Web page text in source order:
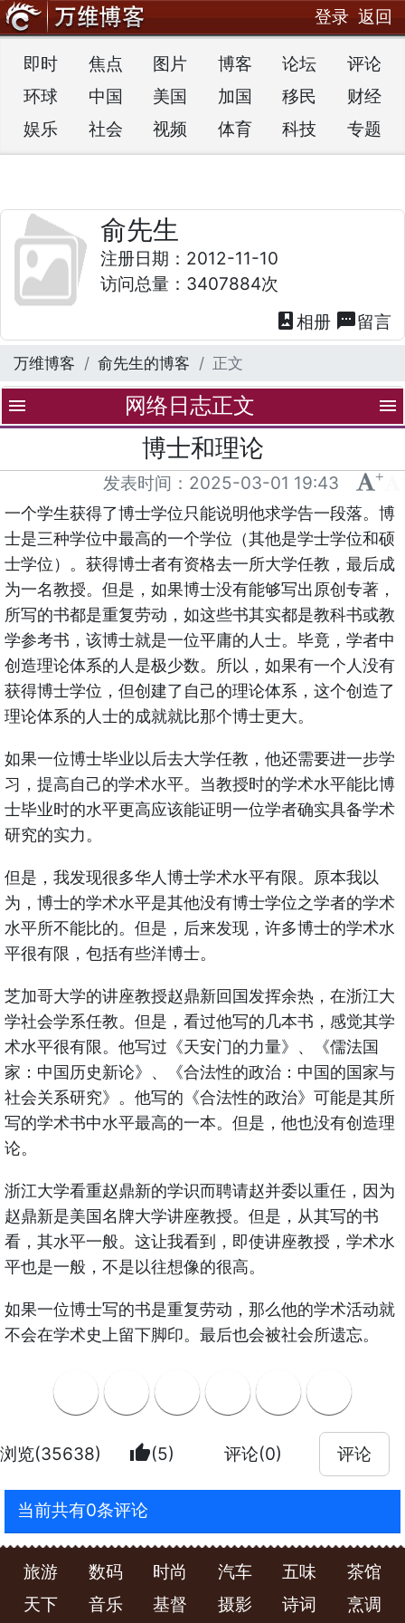
登录 返回
即时 焦点 图片 博客 论坛
评论
环球
中国 美国 加国 移民
财经
娱乐
社会 视频 体育 科技 专题
俞先生
注册日期：2012-11-10
访问总量：3407884次
photo_album 相册 textsms留言
万维博客 俞先生的博客 正文
menu 网络日志正文 menu
博士和理论
发表时间： 2025-03-01 19:43 +
一个学生获得了博士学位只能说明他求学告一段落。博
士是三种学位中最高的一个学位（其他是学士学位和硕
士学位）。获得博士者有资格去一所大学任教，最后成
为一名教授。但是，如果博士没有能够写出原创专著，
所写的书都是重复劳动，如这些书其实都是教科书或教
学参考书，该博士就是一位平庸的人士。毕竟，学者中
创造理论体系的人是极少数。所以，如果有一个人没有
获得博士学位，但创建了自己的理论体系，这个创造了
理论体系的人士的成就就比那个博士更大。
如果一位博士毕业以后去大学任教，他还需要进一步学
习，提高自己的学术水平。当教授时的学术水平能比博
士毕业时的水平更高应该能证明一位学者确实具备学术
研究的实力。
但是，我发现很多华人博士学术水平有限。原本我以
为，博士的学术水平是其他没有博士学位之学者的学术
水平所不能比的。但是，后来发现，许多博士的学术水
平很有限，包括有些洋博士。
芝加哥大学的讲座教授赵鼎新回国发挥余热，在浙江大
学社会学系任教。但是，看过他写的几本书，感觉其学
术水平很有限。他写过《天安门的力量》、《儒法国
家：中国历史新论》、《合法性的政治：中国的国家与
社会关系研究》。他写的《合法性的政治》可能是其所
写的学术书中水平最高的一本。但是，他也没有创造理
论。
浙江大学看重赵鼎新的学识而聘请赵并委以重任，因为
赵鼎新是美国名牌大学讲座教授。但是，从其写的书
看，其水平一般。这让我看到，即使讲座教授，学术水
平也是一般，不是以往想像的很高。
如果一位博士写的书是重复劳动，那么他的学术活动就
不会在学术史上留下脚印。最后也会被社会所遗忘。
浏览(35638) thumb_up(5) 评论(0) 评论
当前共有0条评论
旅游 数码 时尚 汽车 五味
茶馆
天下
音乐 基督 摄影 诗词 烹调